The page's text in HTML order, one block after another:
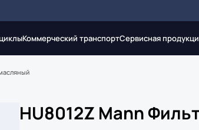
Коммерческий транспортСервисная
HU8012Z Mann